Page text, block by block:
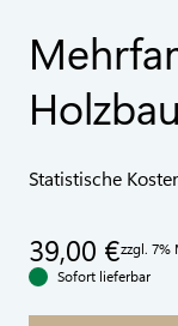
Statistische
39,00 €zzgl. 7%
Sofort lieferbar